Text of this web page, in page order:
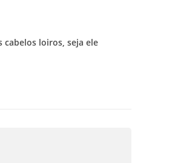
loiros, seja ele